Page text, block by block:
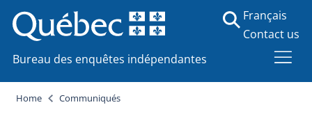
Bureau des enquêtes indépendantes
Français
Contact us
Home Communiqués